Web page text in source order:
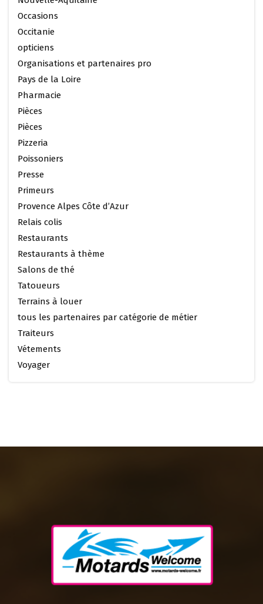
Occasions
Occitanie
opticiens
Organisations et partenaires pro
Pays de la Loire
Pharmacie
Pièces
Pièces
Pizzeria
Poissoniers
Presse
Primeurs
Provence Alpes Côte d’Azur
Relais colis
Restaurants
Restaurants à thème
Salons de thé
Tatoueurs
Terrains à louer
tous les partenaires par catégorie de métier
Traiteurs
Vétements
Voyager